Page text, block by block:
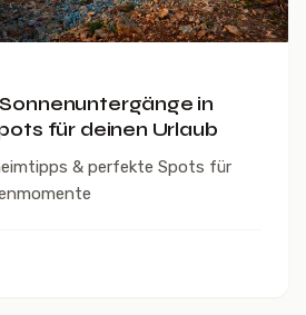
in
für deinen Urlaub
& perfekte Spots für